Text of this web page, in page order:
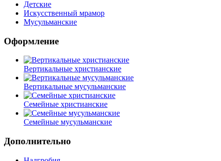
Детские
Искусственный мрамор
Мусульманские
Оформление
Вертикальные христианские
Вертикальные мусульманские
Семейные христианские
Семейные мусульманские
Дополнительно